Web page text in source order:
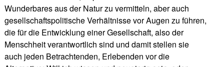
Wunderbares aus der Natur zu vermitteln, aber auch
gesellschaftspolitische Verhältnisse vor Augen zu führen,
die für die Entwicklung einer Gesellschaft, also der
Menschheit verantwortlich sind und damit stellen sie
auch jeden Betrachtenden, Erlebenden vor die